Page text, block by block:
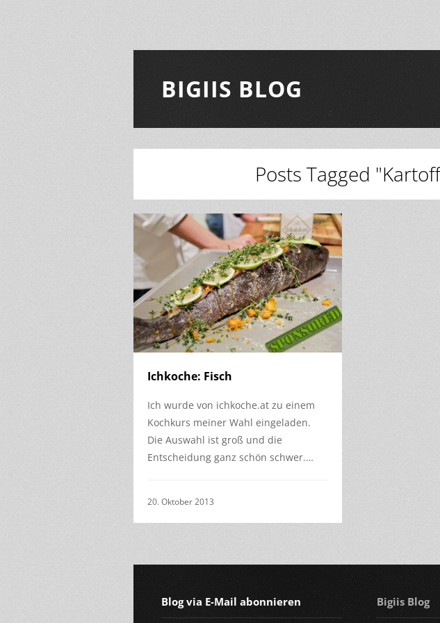
BIGIIS BLOG
Posts Tagged
Ichkoche: Fisch
Ich wurde von ichkoche.at zu einem
Kochkurs meiner Wahl eingeladen.
Die Auswahl ist groß und die
Entscheidung ganz schön schwer.…
20. Oktober 2013
Blog via E-Mail abonnieren Bigiis Blog